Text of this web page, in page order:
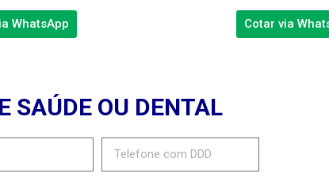
WhatsApp Cotar via
SAÚDE OU DENTAL